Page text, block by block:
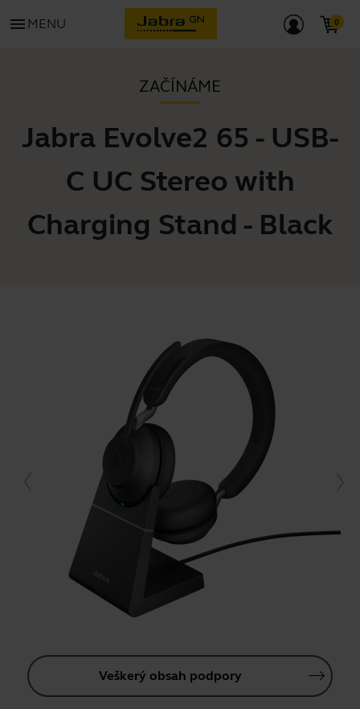
menu MENU
ZAČÍNÁME
Jabra Evolve2 65 - USB-
C UC Stereo with
Charging Stand - Black
Veškerý obsah podpory